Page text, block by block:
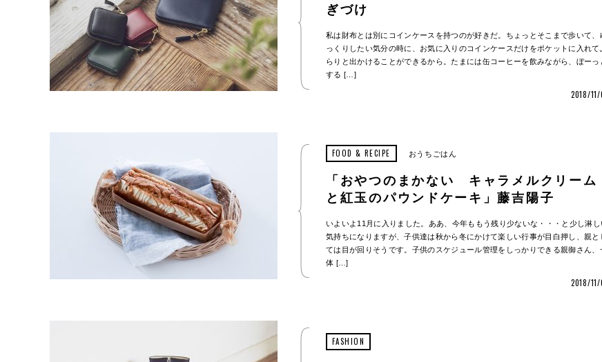
ぎづけ
私は財布とは別にコインケースを持つのが好きだ。ちょっとそこまで歩いて、
っくりしたい気分の時に、お気に入りのコインケースだけをポケットに入れて
らりと出かけることができるから。たまには缶コーヒーを飲みながら、ぼーっ
する […]
2018/11/
FOOD & RECIPE おうちごはん
「おやつのまかない キャラメルクリーム
と紅玉のパウンドケーキ」藤吉陽子
いよいよ11月に入りました。ああ、今年ももう残り少ないな・・・と少し淋し
気持ちになりますが、子供達は秋から冬にかけて楽しい行事が目白押し、親と
ては目が回りそうです。子供のスケジュール管理をしっかりできる親御さん、
体 […]
2018/11/
FASHION